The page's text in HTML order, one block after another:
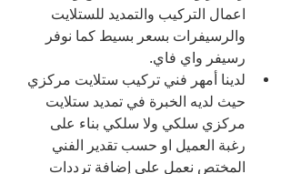
اعمال التركيب والتمديد للستلايت
والرسيفرات بسعر بسيط كما نوفر
رسيفر واي فاي.
لدينا أمهر فني تركيب ستلايت مركزي
حيث لديه الخبرة في تمديد ستلايت
مركزي سلكي ولا سلكي بناء على
رغبة العميل او حسب تقدير الفني
المختص نعمل على إضافة ترددات